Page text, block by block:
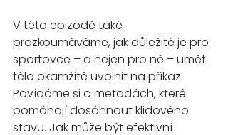
V této epizodě také
prozkoumáváme, jak důležité je pro
sportovce – a nejen pro ně – umět
tělo okamžitě uvolnit na příkaz.
Povídáme si o metodách, které
pomáhají dosáhnout klidového
stavu. Jak může být efektivní